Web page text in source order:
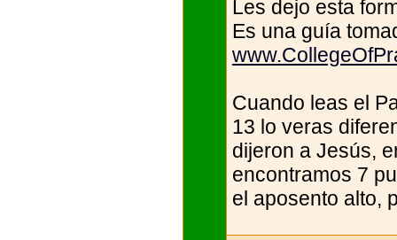
Les dejo esta
Es una guía
Cuando leas el
13 lo veras
dijeron a Jesús,
encontramos 7
el aposento alto,